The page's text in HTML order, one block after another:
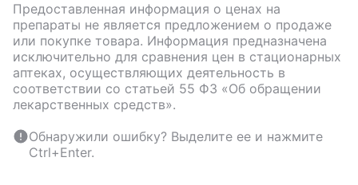
Предоставленная информация о ценах на
препараты не является предложением о продаже
или покупке товара. Информация предназначена
исключительно для сравнения цен в стационарных
аптеках, осуществляющих деятельность в
соответствии со статьей 55 ФЗ «Об обращении
лекарственных средств».
Обнаружили ошибку? Выделите ее и нажмите
Ctrl+Enter.